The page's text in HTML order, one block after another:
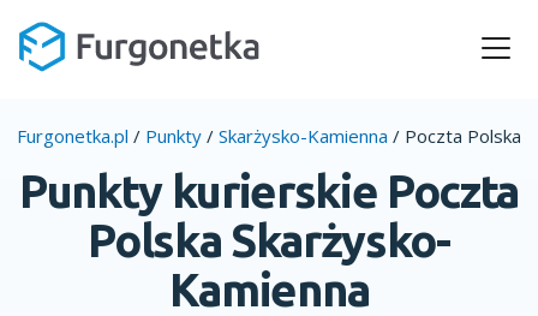
Furgonetka.pl / Punkty / Skarżysko-Kamienna / Poczta Polska
Punkty kurierskie Poczta
Polska Skarżysko-
Kamienna